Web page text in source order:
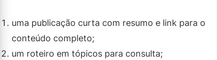
uma publicação curta com resumo e link para o
conteúdo completo;
um roteiro em tópicos para consulta;